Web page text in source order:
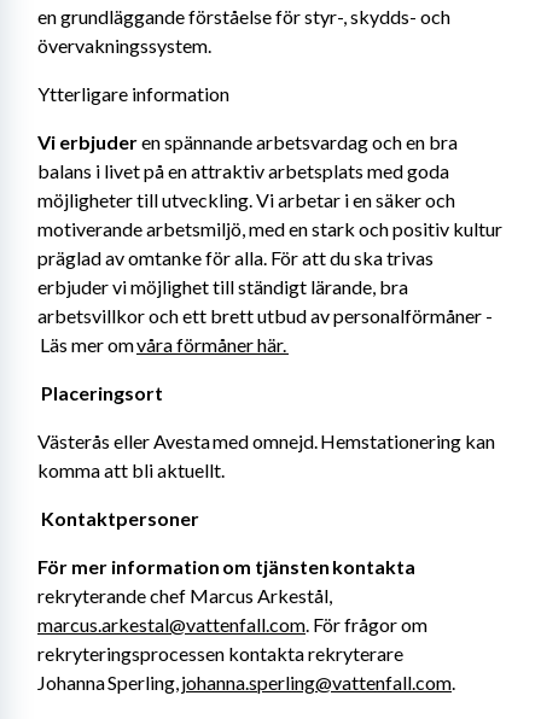
en grundläggande förståelse för styr-, skydds- och
övervakningssystem.
Ytterligare information
Vi erbjuder en spännande arbetsvardag och en bra
balans i livet på en attraktiv arbetsplats med goda
möjligheter till utveckling. Vi arbetar i en säker och
motiverande arbetsmiljö, med en stark och positiv kultur
präglad av omtanke för alla. För att du ska trivas
erbjuder vi möjlighet till ständigt lärande, bra
arbetsvillkor och ett brett utbud av personalförmåner -
Läs mer om våra förmåner här.
Placeringsort
Västerås eller Avesta med omnejd. Hemstationering kan
komma att bli aktuellt.
Kontaktpersoner
marcus.arkestal@vattenfall.com. För frågor om
rekryteringsprocessen kontakta rekryterare
Johanna Sperling, johanna.sperling@vattenfall.com.